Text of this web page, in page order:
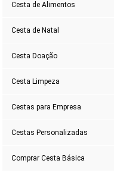
Cesta de Alimentos
Cesta de Natal
Cesta Doação
Cesta Limpeza
Cestas para Empresa
Cestas Personalizadas
Comprar Cesta Básica